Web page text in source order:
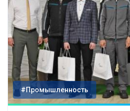
#Промышленность